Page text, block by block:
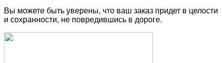
Вы можете быть уверены, что ваш заказ придет в целости
и сохранности, не повредившись в дороге.